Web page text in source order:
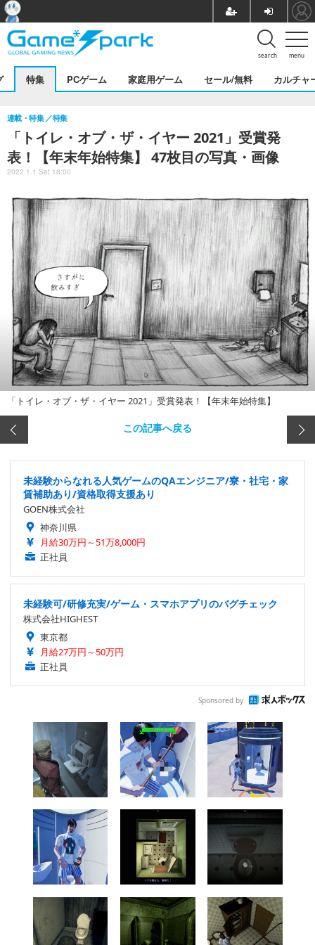
menu
search
特集 PCゲーム 家庭用ゲーム セール/無料 カルチャ
「トイレ・オブ・ザ・イヤー 2021」受賞発
表！【年末年始特集】 47枚目の写真・画像
連載・特集 特集
2022.1.1 Sat 18:00
「トイレ・オブ・ザ・イヤー 2021」受賞発表！【年末年始特集】
この記事へ戻る
未経験からなれる人気ゲームのQAエンジニア/寮・社宅・家
賃補助あり/資格取得支援あり
GOEN株式会社
神奈川県
月給30万円～51万8,000円
正社員
未経験可/研修充実/ゲーム・スマホアプリのバグチェック
株式会社HIGHEST
東京都
月給27万円～50万円
正社員
Sponsored by